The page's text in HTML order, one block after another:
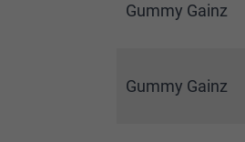
Gummy Gainz
Gummy Gainz